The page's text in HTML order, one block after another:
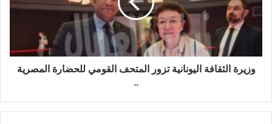
وزيرة الثقافة اليونانية تزور المتحف القومي للحضارة المصرية
..